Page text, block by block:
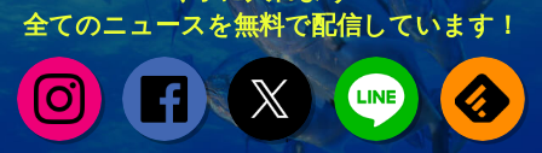
全てのニュースを無料で配信しています！